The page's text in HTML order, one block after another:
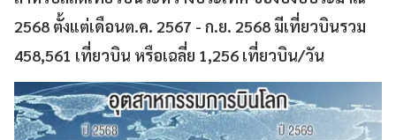
2568 ตั้งแต่เดือนต.ค. 2567 - ก.ย. 2568 มีเที่ยวบินรวม
458,561 เที่ยวบิน หรือเฉลี่ย 1,256 เที่ยวบิน/วัน